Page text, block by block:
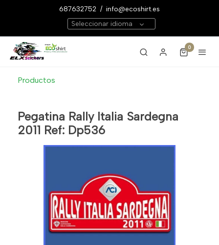
687632752 / info@ecoshirt.es
Seleccionar idioma
0
Productos
Pegatina Rally Italia Sardegna
2011 Ref: Dp536